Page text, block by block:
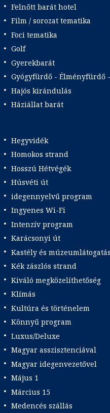
Felnőtt barát hotel
Film / sorozat tematika
Foci tematika
Golf
Gyerekbarát
Gyógyfürdő - Élményfürdő
Hajós kirándulás
Háziállat barát
Hegyvidék
Homokos strand
Hosszú Hétvégék
Húsvéti út
idegennyelvű program
Ingyenes Wi-Fi
Intenzív program
Karácsonyi út
Kastély és múzeumlátogatás
Kék zászlós strand
Kiváló megközelíthetőség
Klímás
Kultúra és történelem
Könnyű program
Luxus/Deluxe
Magyar asszisztenciával
Magyar idegenvezetővel
Május 1
Március 15
Medencés szállás